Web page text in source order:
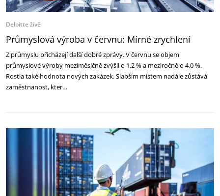
Deloitte živě
Průmyslová výroba v červnu: Mírné zrychlení
Z průmyslu přicházejí další dobré zprávy. V červnu se objem
průmyslové výroby meziměsíčně zvýšil o 1,2 % a meziročně o 4,0 %.
Rostla také hodnota nových zakázek. Slabším místem nadále zůstává
zaměstnanost, kter…